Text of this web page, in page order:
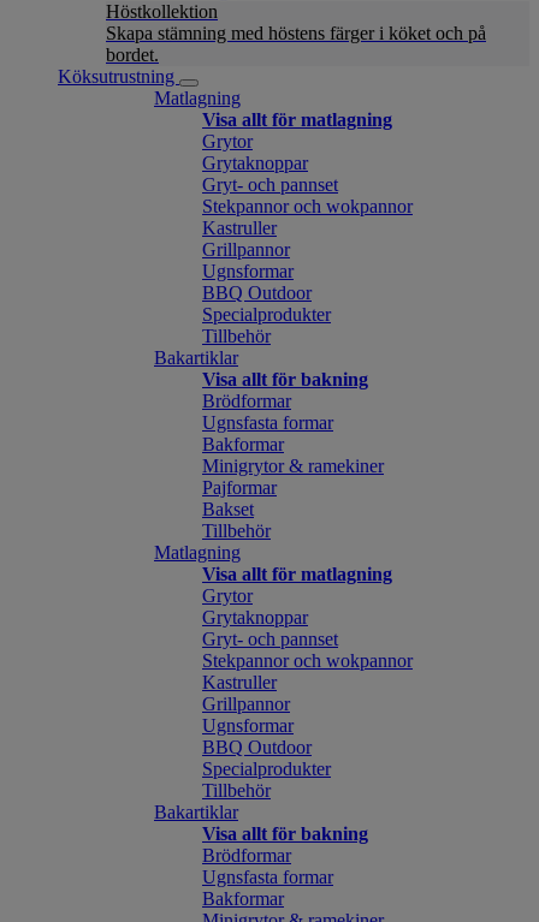
Höstkollektion
Skapa stämning med höstens färger i köket och på
bordet.
Köksutrustning
Matlagning
Visa allt för matlagning
Grytor
Grytaknoppar
Gryt- och pannset
Stekpannor och wokpannor
Kastruller
Grillpannor
Ugnsformar
BBQ Outdoor
Specialprodukter
Tillbehör
Bakartiklar
Visa allt för bakning
Brödformar
Ugnsfasta formar
Bakformar
Minigrytor & ramekiner
Pajformar
Bakset
Tillbehör
Matlagning
Visa allt för matlagning
Grytor
Grytaknoppar
Gryt- och pannset
Stekpannor och wokpannor
Kastruller
Grillpannor
Ugnsformar
BBQ Outdoor
Specialprodukter
Tillbehör
Bakartiklar
Visa allt för bakning
Brödformar
Ugnsfasta formar
Bakformar